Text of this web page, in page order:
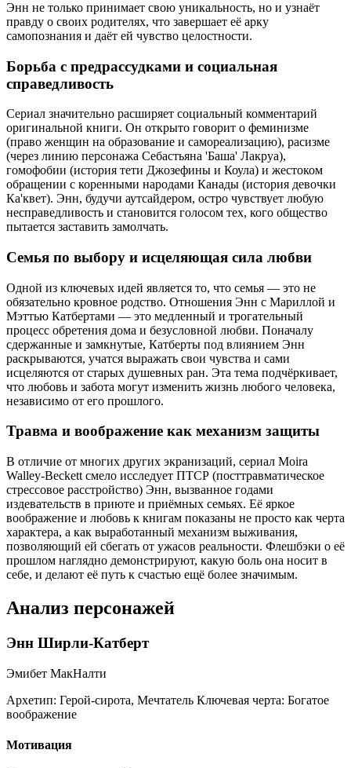
Энн не только принимает свою уникальность, но и узнаёт
правду о своих родителях, что завершает её арку
самопознания и даёт ей чувство целостности.
Борьба с предрассудками и социальная
справедливость
Сериал значительно расширяет социальный комментарий
оригинальной книги. Он открыто говорит о феминизме
(право женщин на образование и самореализацию), расизме
(через линию персонажа Себастьяна 'Баша' Лакруа),
гомофобии (история тети Джозефины и Коула) и жестоком
обращении с коренными народами Канады (история девочки
Ка'квет). Энн, будучи аутсайдером, остро чувствует любую
несправедливость и становится голосом тех, кого общество
пытается заставить замолчать.
Семья по выбору и исцеляющая сила любви
Одной из ключевых идей является то, что семья — это не
обязательно кровное родство. Отношения Энн с Мариллой и
Мэттью Катбертами — это медленный и трогательный
процесс обретения дома и безусловной любви. Поначалу
сдержанные и замкнутые, Катберты под влиянием Энн
раскрываются, учатся выражать свои чувства и сами
исцеляются от старых душевных ран. Эта тема подчёркивает,
что любовь и забота могут изменить жизнь любого человека,
независимо от его прошлого.
Травма и воображение как механизм защиты
В отличие от многих других экранизаций, сериал Moira
Walley-Beckett смело исследует ПТСР (посттравматическое
стрессовое расстройство) Энн, вызванное годами
издевательств в приюте и приёмных семьях. Её яркое
воображение и любовь к книгам показаны не просто как черта
характера, а как выработанный механизм выживания,
позволяющий ей сбегать от ужасов реальности. Флешбэки о её
прошлом наглядно демонстрируют, какую боль она носит в
себе, и делают её путь к счастью ещё более значимым.
Анализ персонажей
Энн Ширли-Катберт
Эмибет МакНалти
Архетип: Герой-сирота, Мечтатель Ключевая черта: Богатое
воображение
Мотивация